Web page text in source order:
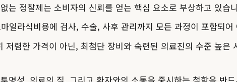
는 정찰제는 소비자의 신뢰를 얻는 핵심 요소로 부상하고 있습
일라식비용에 검사, 수술, 사후 관리까지 모든 과정이 포함되
렴한 가격이 아닌, 최첨단 장비와 숙련된 의료진의 수준 높은